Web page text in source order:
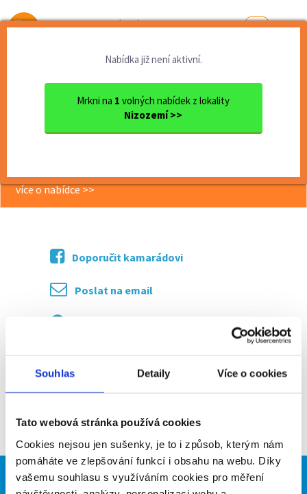
Souhlas Detaily Více o cookies
Tato webová stránka používá cookies
Cookies nejsou jen sušenky, je to i způsob, kterým nám
pomáháte ve zlepšování funkcí i obsahu na webu. Díky
vašemu souhlasu s využíváním cookies pro měření
Od první brigády
Nabídka již není aktivní.
Mrkni na 1 volných nabídek z lokality
Nizozemí >>
Aupair v Ede - Holandsko
<< Zpět
více o nabídce >>
Doporučit kamarádovi
Poslat na email
Brigádníci Firmy